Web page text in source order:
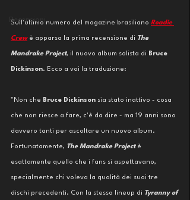
Recensioni
Sull'ultimo numero del magazine brasiliano Roadie
Crew è apparsa la prima recensione di The
Mandrake Project, il nuovo album solista di Bruce
Dickinson. Ecco a voi la traduzione:
"Non che Bruce Dickinson sia stato inattivo - cosa
che non riesce a fare, c'è da dire - ma 19 anni sono
davvero tanti per ascoltare un nuovo album.
Fortunatamente, The Mandrake Project è
esattamente quello che i fans si aspettavano,
specialmente chi voleva la qualità dei suoi tre
dischi precedenti. Con la stessa lineup di Tyranny of